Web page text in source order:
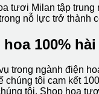
tươi Milan tập
nỗ lực trở thành
100%
trong ngành điện
tôi cam kết
tôi. Shop hoa